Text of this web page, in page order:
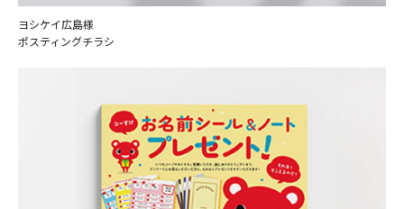
ヨシケイ広島様
ポスティングチラシ